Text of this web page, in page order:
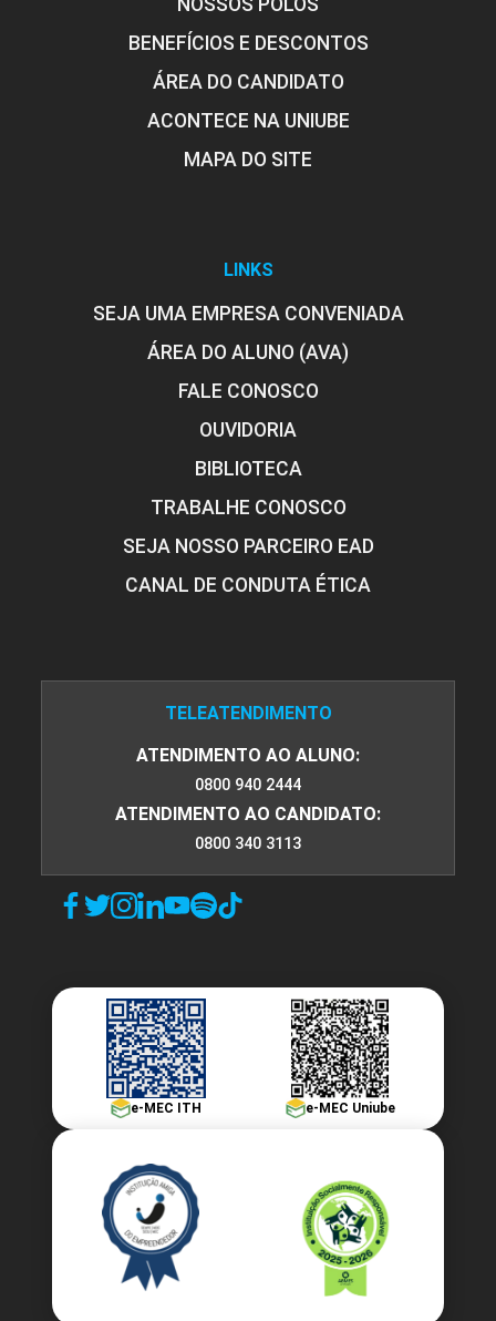
NOSSOS POLOS
BENEFÍCIOS E DESCONTOS
ÁREA DO CANDIDATO
ACONTECE NA UNIUBE
MAPA DO SITE
LINKS
SEJA UMA EMPRESA CONVENIADA
ÁREA DO ALUNO (AVA)
FALE CONOSCO
OUVIDORIA
BIBLIOTECA
TRABALHE CONOSCO
SEJA NOSSO PARCEIRO EAD
CANAL DE CONDUTA ÉTICA
TELEATENDIMENTO
ATENDIMENTO AO ALUNO:
0800 940 2444
ATENDIMENTO AO CANDIDATO:
0800 340 3113
e-MEC ITH e-MEC Uniube